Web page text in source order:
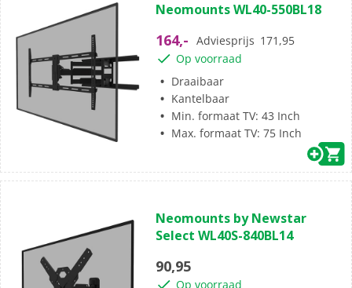
van
5
sterren.
Neomounts WL40-550BL18
164,- Adviesprijs 171,95
Op voorraad
Draaibaar
Kantelbaar
Min. formaat TV: 43 Inch
Max. formaat TV: 75 Inch
van
de
sterren.
Neomounts by Newstar
Select WL40S-840BL14
90,95
Op voorraad